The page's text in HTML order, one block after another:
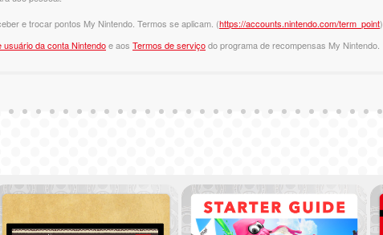
e trocar pontos My Nintendo. Termos se aplicam. (https://accounts.nintendo.com/term_point).
usuário da conta Nintendoe aos Termos de serviçodo programa de recompensas My Nintendo.